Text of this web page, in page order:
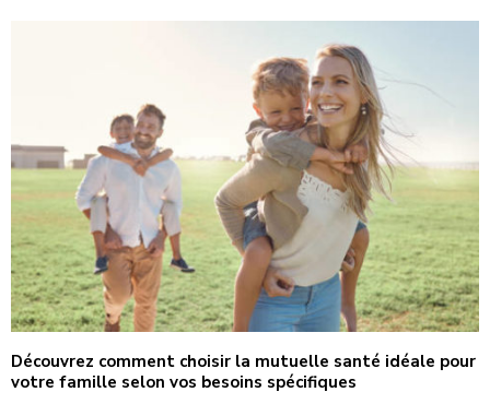
Découvrez comment choisir la mutuelle santé idéale pour
votre famille selon vos besoins spécifiques